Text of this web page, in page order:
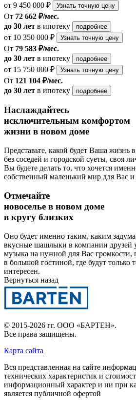
от 9 450 000 ₽ Узнать точную цену
От 72 662 ₽/мес.
до 30 лет в ипотеку подробнее
от 10 350 000 ₽ Узнать точную цену
От 79 583 ₽/мес.
до 30 лет в ипотеку подробнее
от 15 750 000 ₽ Узнать точную цену
От 121 104 ₽/мес.
до 30 лет в ипотеку подробнее
Наслаждайтесь
исключительным комфортом
жизни в новом доме
Представьте, какой будет Ваша жизнь
без соседей и городской суеты, своя
Вы будете делать то, что хочется
собственный маленький мир для Вас
Отмечайте
новоселье в новом доме
в кругу близких
Оно будет именно таким, каким
вкусные шашлыки в компании друзей
музыка на нужной для Вас громкости,
в большой гостиной, где будут только
интересен.
Вернуться назад
© 2015-2026 гг. ООО «БАРТЕН».
Все права защищены.
Карта сайта
Вся представленная на сайте
технических характеристик и
информационный характер и ни при
является публичной офертой